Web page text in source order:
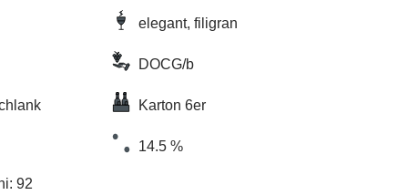
elegant, filigran
DOCG/b
Karton 6er
14.5 %
92